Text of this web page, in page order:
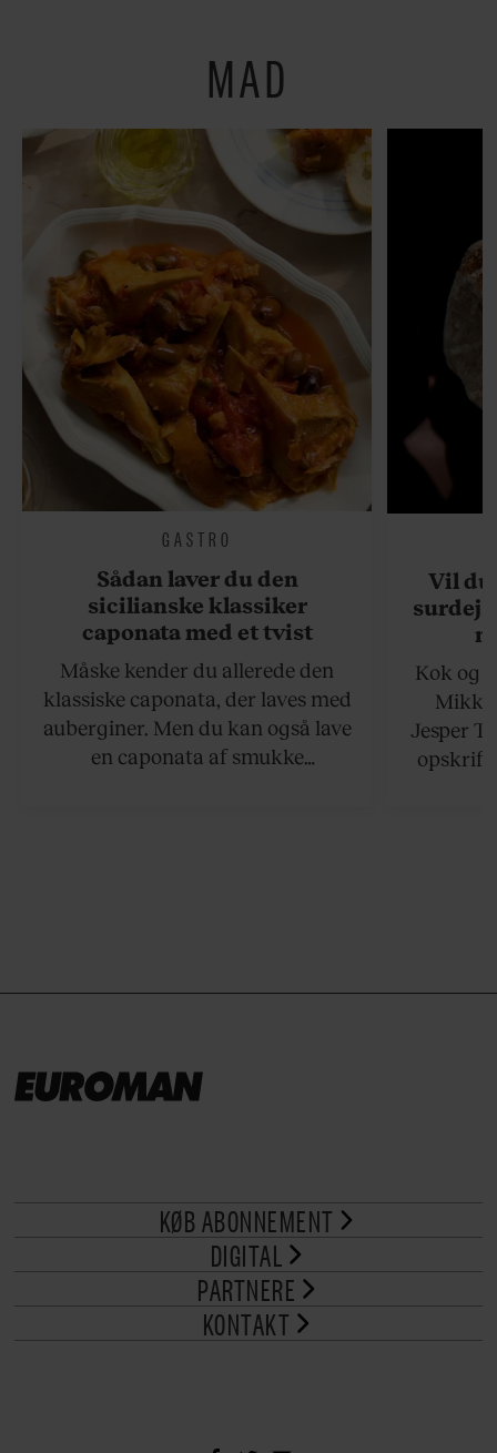
MAD
GASTRO
Sådan laver du den
sicilianske klassiker
caponata med et tvist
Måske kender du allerede den
klassiske caponata, der laves med
auberginer. Men du kan også lave
en caponata af smukke
Vil du
Kok og
Jesper
opskrift
KØB ABONNEMENT
DIGITAL
PARTNERE
KONTAKT